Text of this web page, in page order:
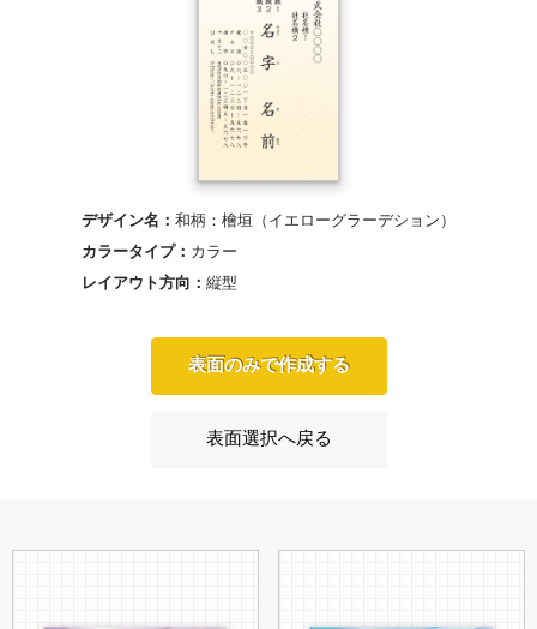
デザイン名： 和柄：檜垣（イエローグラーデション）
カラータイプ： カラー
レイアウト方向： 縦型
表面のみで作成する
表面選択へ戻る